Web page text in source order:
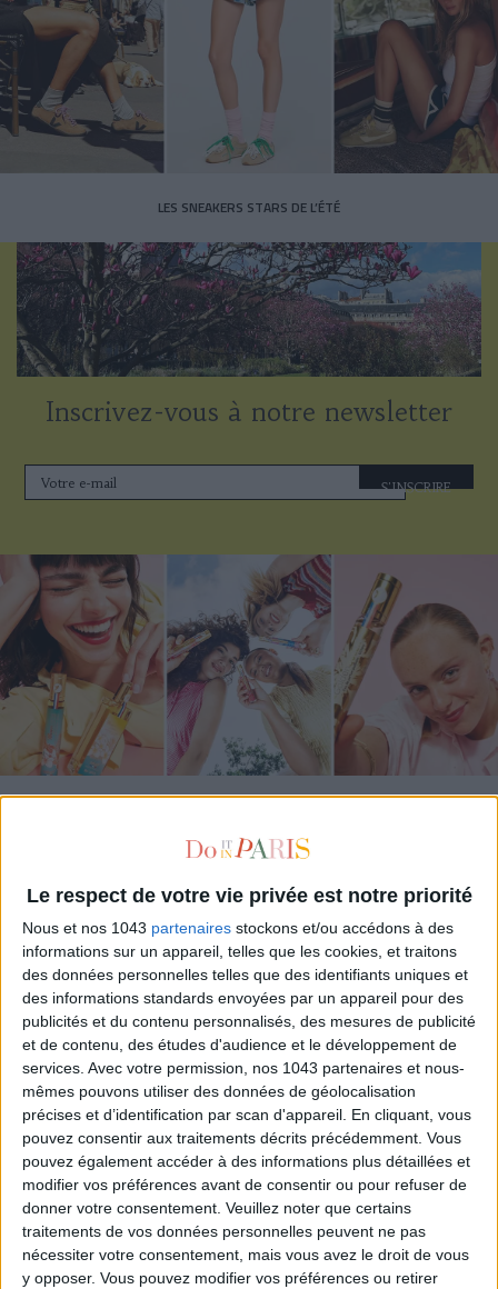
Le respect de votre vie privée est notre priorité
Nous et nos 1043 partenaires stockons et/ou accédons à des
informations sur un appareil, telles que les cookies, et traitons
des données personnelles telles que des identifiants uniques et
des informations standards envoyées par un appareil pour des
publicités et du contenu personnalisés, des mesures de publicité
et de contenu, des études d'audience et le développement de
services. Avec votre permission, nos 1043 partenaires et nous-
mêmes pouvons utiliser des données de géolocalisation
précises et d’identification par scan d'appareil. En cliquant, vous
pouvez consentir aux traitements décrits précédemment. Vous
pouvez également accéder à des informations plus détaillées et
modifier vos préférences avant de consentir ou pour refuser de
donner votre consentement. Veuillez noter que certains
traitements de vos données personnelles peuvent ne pas
nécessiter votre consentement, mais vous avez le droit de vous
y opposer. Vous pouvez modifier vos préférences ou retirer
LES SNEAKERS STARS DE L’ÉTÉ
Inscrivez-vous à notre newsletter
S'INSCRIRE
TOUT CE QUE VOUS DEVEZ FAIRE À PARIS EN AOÛT